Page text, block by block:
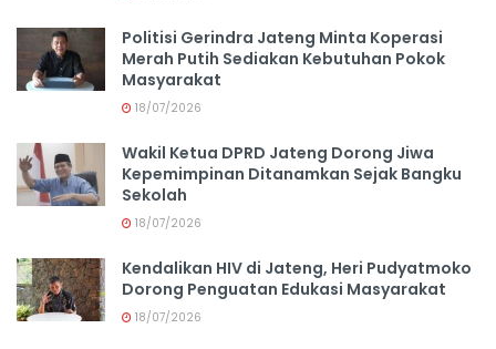
Politisi Gerindra Jateng Minta Koperasi
Merah Putih Sediakan Kebutuhan Pokok
Masyarakat
18/07/2026
Wakil Ketua DPRD Jateng Dorong Jiwa
Kepemimpinan Ditanamkan Sejak Bangku
Sekolah
18/07/2026
Kendalikan HIV di Jateng, Heri Pudyatmoko
Dorong Penguatan Edukasi Masyarakat
18/07/2026